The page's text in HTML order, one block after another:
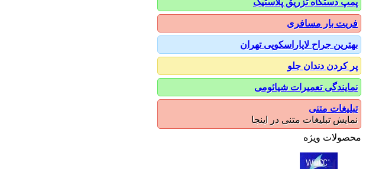
فریت بار مسافری
بهترین جراح لاپاراسکوپی تهران
پر کردن دندان جلو
نمایندگی تعمیرات شیائومی
تبلیغات متنی
نمایش تبلیغات متنی در اینجا
محصولات ویژه